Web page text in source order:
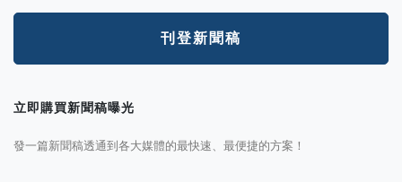
刊登新聞稿
立即購買新聞稿曝光
發一篇新聞稿透通到各大媒體的最快速、最便捷的方案！